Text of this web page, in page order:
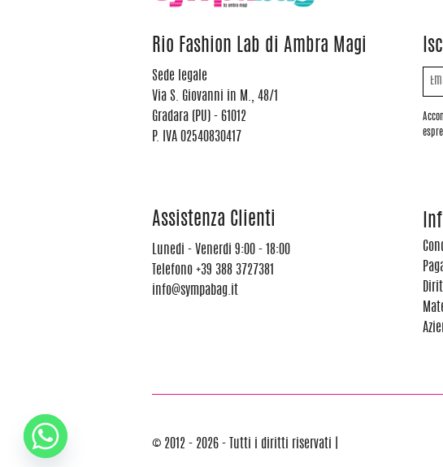
Rio Fashion Lab di Ambra Magi
Sede legale
Via S. Giovanni in M., 48/1
Gradara (PU) - 61012
P. IVA 02540830417
Assistenza Clienti
Lunedi - Venerdi 9:00 - 18:00
Telefono +39 388 3727381
info@sympabag.it
© 2012 - 2026 - Tutti i diritti riservati |